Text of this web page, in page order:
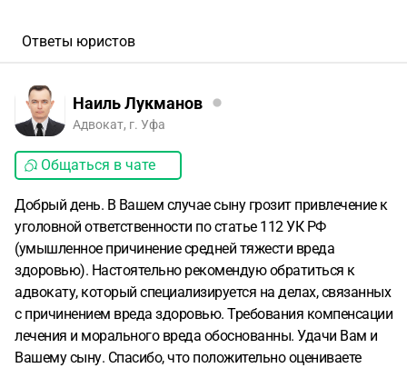
Ответы юристов
Наиль Лукманов
Адвокат, г. Уфа
Общаться в чате
Добрый день. В Вашем случае сыну грозит привлечение к
уголовной ответственности по статье 112 УК РФ
(умышленное причинение средней тяжести вреда
здоровью). Настоятельно рекомендую обратиться к
адвокату, который специализируется на делах, связанных
с причинением вреда здоровью. Требования компенсации
лечения и морального вреда обоснованны. Удачи Вам и
Вашему сыну. Спасибо, что положительно оцениваете